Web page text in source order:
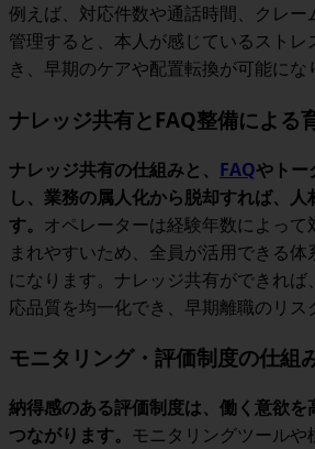
例えば、対応件数や通話時間、クレ
管理すると、本人が感じているスト
き、早期のケアや配置転換が可能にな
ナレッジ共有とFAQ整備による
ナレッジ共有の仕組みと、 FAQやトー
し、業務の属人化から脱却すれば、
す。 オペレーターは経験年数によって
まれやすいため、全員が活用できる
になります。ナレッジ共有ができれ
応品質を均一化でき、早期離職のリス
モニタリング・評価制度の仕組
納得感のある評価制度は、働く意欲を
つながります。 モニタリングツール